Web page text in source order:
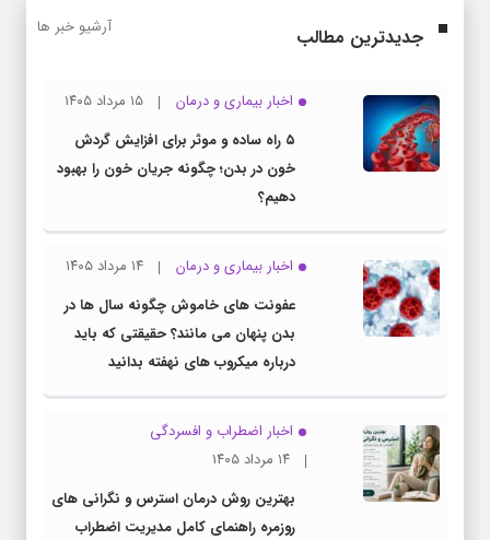
جدیدترین مطالب آرشیو خبر ها
اخبار بیماری و درمان
۱۵ مرداد ۱۴۰۵
۵ راه ساده و موثر برای افزایش گردش
خون در بدن؛ چگونه جریان خون را بهبود
دهیم؟
اخبار بیماری و درمان
۱۴ مرداد ۱۴۰۵
عفونت های خاموش چگونه سال ها در
بدن پنهان می مانند؟ حقیقتی که باید
درباره میکروب های نهفته بدانید
اخبار اضطراب و افسردگی
۱۴ مرداد ۱۴۰۵
بهترین روش درمان استرس و نگرانی های
روزمره راهنمای کامل مدیریت اضطراب